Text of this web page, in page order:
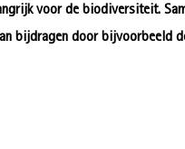
voor de biodiversiteit.
bijdragen door bijvoorbeeld